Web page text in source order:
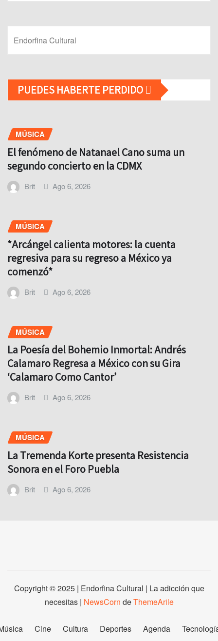
Endorfina Cultural
PUEDES HABERTE PERDIDO
MÚSICA
El fenómeno de Natanael Cano suma un
segundo concierto en la CDMX
Brit Ago 6, 2026
MÚSICA
*Arcángel calienta motores: la cuenta
regresiva para su regreso a México ya
comenzó*
Brit Ago 6, 2026
MÚSICA
La Poesía del Bohemio Inmortal: Andrés
Calamaro Regresa a México con su Gira
‘Calamaro Como Cantor’
Brit Ago 6, 2026
MÚSICA
La Tremenda Korte presenta Resistencia
Sonora en el Foro Puebla
Brit Ago 6, 2026
Copyright © 2025 | Endorfina Cultural | La adicción que
necesitas | NewsCorn deThemeArile
Cine Cultura Deportes Agenda